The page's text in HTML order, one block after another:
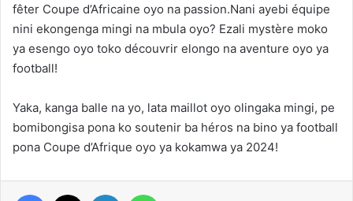
fêter Coupe d’Africaine oyo na passion.Nani ayebi équipe
nini ekongenga mingi na mbula oyo? Ezali mystère moko
ya esengo oyo toko découvrir elongo na aventure oyo ya
football!
Yaka, kanga balle na yo, lata maillot oyo olingaka mingi, pe
bomibongisa pona ko soutenir ba héros na bino ya football
pona Coupe d’Afrique oyo ya kokamwa ya 2024!
Facebook Linkedin